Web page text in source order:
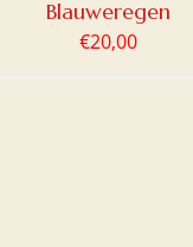
Blauweregen
€20,00